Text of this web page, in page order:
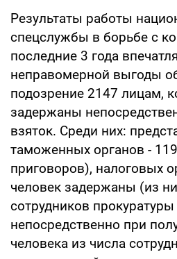
Результаты работы
спецслужбы в борьбе с
последние 3 года
неправомерной выгоды
подозрение 2147 лицам,
задержаны
взяток. Среди них:
таможенных органов -
приговоров), налоговых
человек задержаны (из
сотрудников
непосредственно при
человека из числа